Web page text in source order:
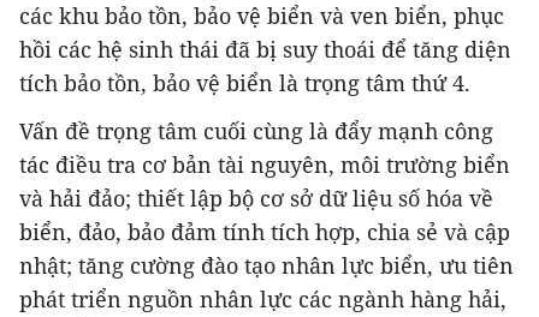
các khu bảo tồn, bảo vệ biển và ven biển, phục
hồi các hệ sinh thái đã bị suy thoái để tăng diện
tích bảo tồn, bảo vệ biển là trọng tâm thứ 4.
Vấn đề trọng tâm cuối cùng là đẩy mạnh công
tác điều tra cơ bản tài nguyên, môi trường biển
và hải đảo; thiết lập bộ cơ sở dữ liệu số hóa về
biển, đảo, bảo đảm tính tích hợp, chia sẻ và cập
nhật; tăng cường đào tạo nhân lực biển, ưu tiên
phát triển nguồn nhân lực các ngành hàng hải,